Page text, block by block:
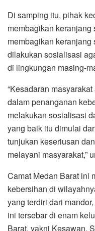
Di samping itu, pihak
membagikan
membagikan
dilakukan sosialisasi
di lingkungan masing-
“Kesadaran
dalam penanganan
melakukan sosialisasi
yang baik itu dimulai
tunjukan keseriusan
melayani masyarakat,”
Camat Medan Barat ini
kebersihan di
yang terdiri dari
ini tersebar di enam
Barat, yakni Kesawan,